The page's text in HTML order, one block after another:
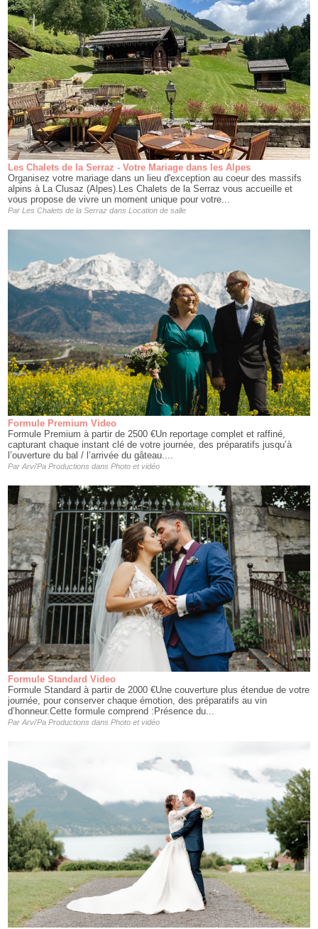
Les Chalets de la Serraz - Votre Mariage dans les Alpes
Organisez votre mariage dans un lieu d'exception au coeur des massifs
alpins à La Clusaz (Alpes).Les Chalets de la Serraz vous accueille et
vous propose de vivre un moment unique pour votre...
Par Les Chalets de la Serrazdans Location de salle
Formule Premium Video
Formule Premium à partir de 2500 €Un reportage complet et raffiné,
capturant chaque instant clé de votre journée, des préparatifs jusqu’à
l’ouverture du bal / l’arrivée du gâteau....
Par Arvi'Pa Productions dans Photo et vidéo
Formule Standard Video
Formule Standard à partir de 2000 €​Une couverture plus étendue de votre
journée, pour conserver chaque émotion, des préparatifs au vin
d’honneur.Cette formule comprend :Présence du...
Par Arvi'Pa Productions dans Photo et vidéo